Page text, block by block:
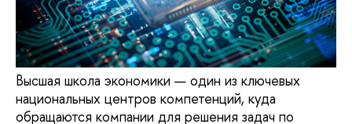
Высшая школа экономики — один из ключевых
национальных центров компетенций, куда
обращаются компании для решения задач по